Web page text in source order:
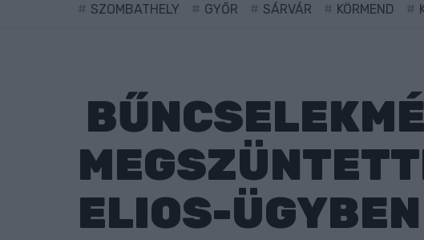
SZOMBATHELY GYŐR SÁRVÁR KÖRMEND
ELIOS-ÜGYBEN